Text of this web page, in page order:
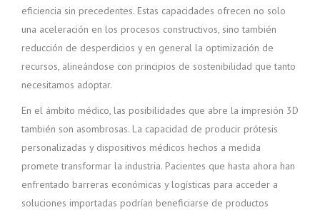
eficiencia sin precedentes. Estas capacidades ofrecen no solo
una aceleración en los procesos constructivos, sino también
reducción de desperdicios y en general la optimización de
recursos, alineándose con principios de sostenibilidad que tanto
necesitamos adoptar.
En el ámbito médico, las posibilidades que abre la impresión 3D
también son asombrosas. La capacidad de producir prótesis
personalizadas y dispositivos médicos hechos a medida
promete transformar la industria. Pacientes que hasta ahora han
enfrentado barreras económicas y logísticas para acceder a
soluciones importadas podrían beneficiarse de productos